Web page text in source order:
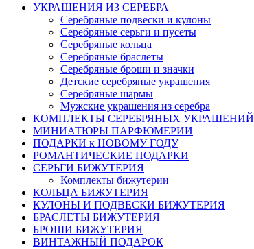
УКРАШЕНИЯ ИЗ СЕРЕБРА
Серебряные подвески и кулоны
Серебряные серьги и пусеты
Серебряные кольца
Серебряные браслеты
Серебряные броши и значки
Детские серебряные украшения
Серебряные шармы
Мужские украшения из серебра
КОМПЛЕКТЫ СЕРЕБРЯНЫХ УКРАШЕНИЙ
МИНИАТЮРЫ ПАРФЮМЕРИИ
ПОДАРКИ к НОВОМУ ГОДУ
РОМАНТИЧЕСКИЕ ПОДАРКИ
СЕРЬГИ БИЖУТЕРИЯ
Комплекты бижутерии
КОЛЬЦА БИЖУТЕРИЯ
КУЛОНЫ И ПОДВЕСКИ БИЖУТЕРИЯ
БРАСЛЕТЫ БИЖУТЕРИЯ
БРОШИ БИЖУТЕРИЯ
ВИНТАЖНЫЙ ПОДАРОК